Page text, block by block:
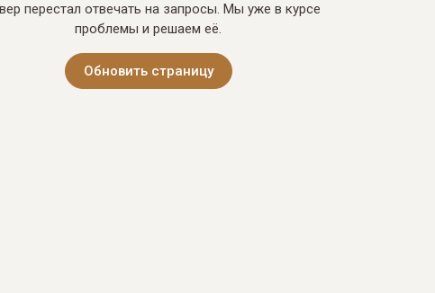
перестал отвечать на запросы. Мы уже в курсе
проблемы и решаем её.
Обновить страницу